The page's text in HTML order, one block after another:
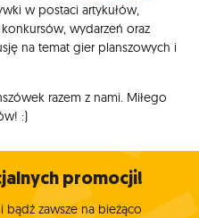
w postaci artykułów,
wydarzeń oraz
na temat gier planszowych i
razem z nami. Miłego
:)
promocji!
bądź zawsze na bieżąco